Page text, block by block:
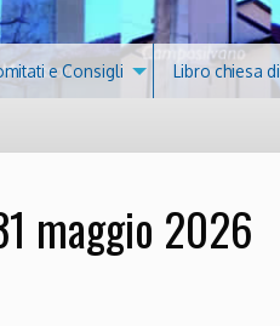
e Consigli Libro chiesa
maggio 2026